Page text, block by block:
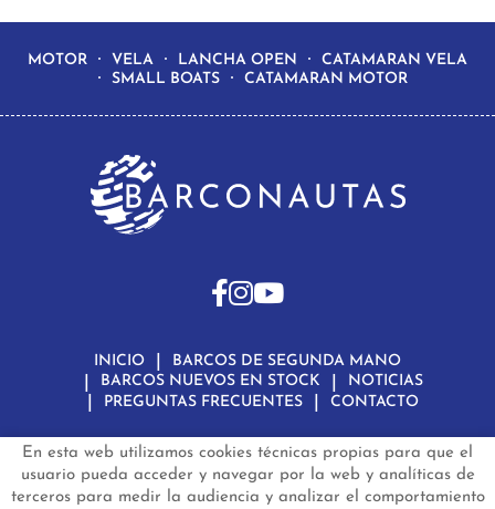
En esta web utilizamos cookies técnicas propias para que el
usuario pueda acceder y navegar por la web y analíticas de
terceros para medir la audiencia y analizar el comportamiento
MOTOR VELA LANCHA OPEN
CATAMARAN VELA
SMALL BOATS
CATAMARAN MOTOR
INICIO
BARCOS DE SEGUNDA MANO
BARCOS NUEVOS EN STOCK
NOTICIAS
PREGUNTAS FRECUENTES
CONTACTO
Aviso Legal
Política de Privacidad de Datos
Política de Cookies
Configuración de Cookies